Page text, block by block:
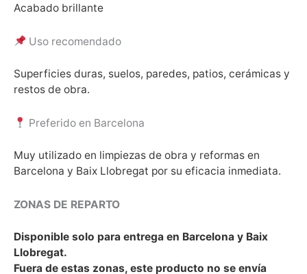
Acabado brillante
Uso recomendado
Superficies duras, suelos, paredes, patios, cerámicas y
restos de obra.
Preferido en Barcelona
Muy utilizado en limpiezas de obra y reformas en
Barcelona y Baix Llobregat por su eficacia inmediata.
ZONAS DE REPARTO
Disponible solo para entrega en Barcelona y Baix
Llobregat.
Fuera de estas zonas, este producto no se envía